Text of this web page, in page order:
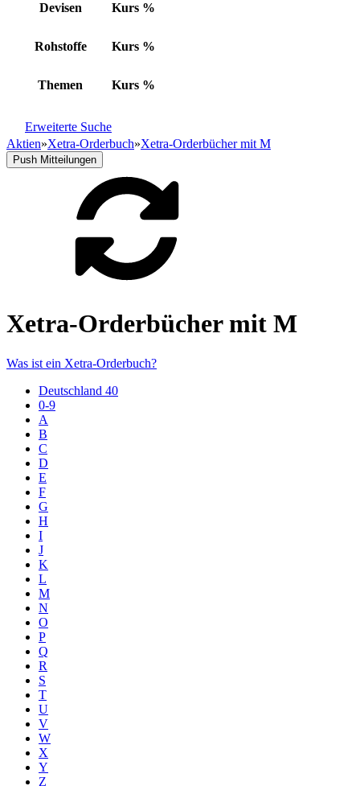
Devisen Kurs %
Rohstoffe Kurs %
Themen Kurs %
Erweiterte Suche
Aktien»Xetra-Orderbuch»Xetra-Orderbücher mit M
Push Mitteilungen
Xetra-Orderbücher mit M
Was ist ein Xetra-Orderbuch?
Deutschland 40
0-9
A
B
C
D
E
F
G
H
I
J
K
L
M
N
O
P
Q
R
S
T
U
V
W
X
Y
Z